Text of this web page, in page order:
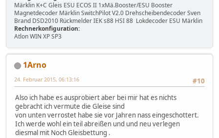
Märklin K+C Gleis ESU ECOS II 1xMä.Booster/ESU Booster
Magnetdecoder Märklin SwitchPilot V2.0 Drehscheibendecoder Sven
Brand DSD2010 Rückmelder IEK s88 HSI 88 Lokdecoder ESU Märklin
Rechnerkonfiguration:
Atlon WIN XP SP3
1Arno
#10
24. Februar 2015, 06:13:16
Also ich habe es ausprobiert aber bei mir hat es nichts
gebracht ich vermute die Gleise sind
von unten verrostet habe sie vor Jahren nass eingeschottert.
Ich werde wohl ein teil abreißen und und neu verlegen
diesmal mit Noch Gleisbettung .